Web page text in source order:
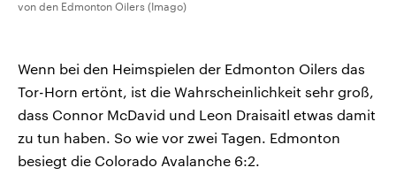
von den Edmonton Oilers (Imago)
Wenn bei den Heimspielen der Edmonton Oilers das
Tor-Horn ertönt, ist die Wahrscheinlichkeit sehr groß,
dass Connor McDavid und Leon Draisaitl etwas damit
zu tun haben. So wie vor zwei Tagen. Edmonton
besiegt die Colorado Avalanche 6:2.